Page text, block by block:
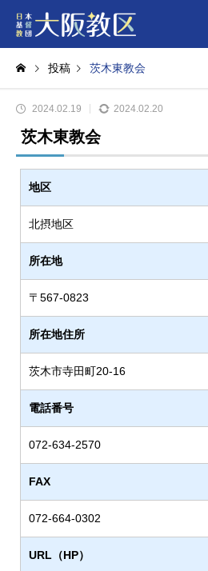
投稿 茨木東教会
2024.02.19 2024.02.20
茨木東教会
地区
北摂地区
所在地
〒567-0823
所在地住所
茨木市寺田町20-16
電話番号
072-634-2570
FAX
072-664-0302
URL（HP）